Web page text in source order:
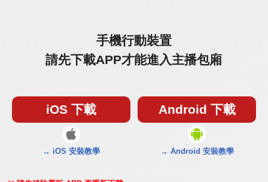
手機行動裝置
請先下載APP才能進入主播包廂
iOS 下載
→ iOS 安裝教學
Android 下載
→ Android 安裝教學